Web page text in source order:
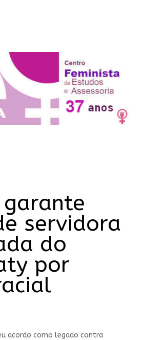
servidora
do
por
acordo como legado contra